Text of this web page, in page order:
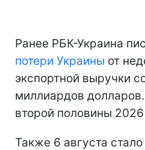
Ранее РБК-Украина
потери Украины от
экспортной выручки
миллиардов
второй половины 2026
Также 6 августа стало